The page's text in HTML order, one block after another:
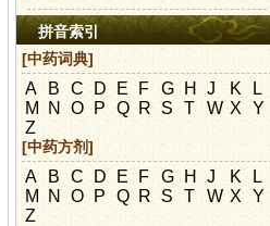
拼音索引
[中药词典]
A B C D E F G H J K
L
M N O P Q R S T W X
Y
Z
[中药方剂]
A B C D E F G H J K
L
M N O P Q R S T W X
Y
Z